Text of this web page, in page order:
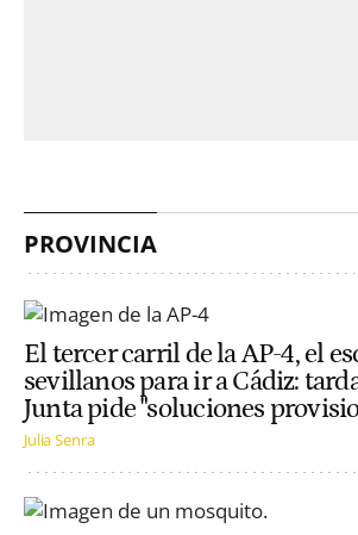
PROVINCIA
El tercer carril de la AP-4, el
sevillanos para ir a Cádiz:
Junta pide "soluciones
Julia Senra